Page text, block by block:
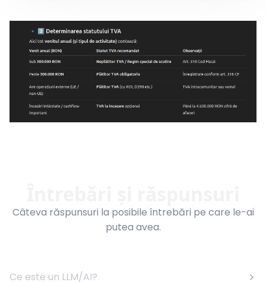
Câteva răspunsuri la posibile întrebări pe care le-ai
putea avea.
Ce este un LLM/AI?